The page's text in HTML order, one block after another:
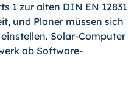
1 zur alten DIN EN 12831
und Planer müssen sich
Solar-Computer
ab Soft­ware-